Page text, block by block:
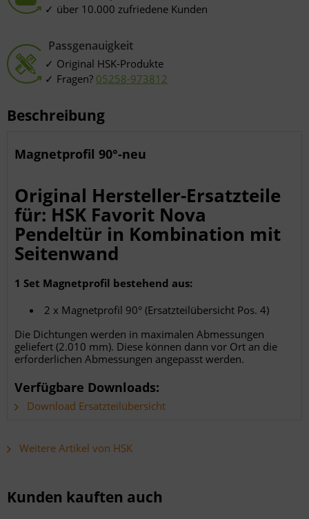
über 10.000 zufriedene Kunden
Passgenauigkeit
Original HSK-Produkte
Fragen? 05258-973812
Beschreibung
Magnetprofil 90°-neu
Original Hersteller-Ersatzteile
für: HSK Favorit Nova
Pendeltür in Kombination mit
Seitenwand
1 Set Magnetprofil bestehend aus:
2 x Magnetprofil 90° (Ersatzteilübersicht Pos. 4)
Die Dichtungen werden in maximalen Abmessungen
geliefert (2.010 mm). Diese können dann vor Ort an die
erforderlichen Abmessungen angepasst werden.
Verfügbare Downloads:
Download Ersatzteilübersicht
Weitere Artikel von HSK
Kunden kauften auch
Endgeräteeigenschaften zur Identifikation aktiv abfragen